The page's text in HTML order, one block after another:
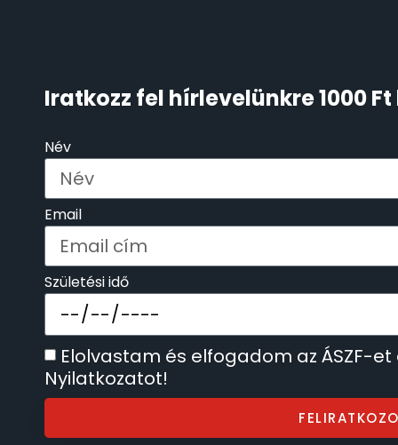
Iratkozz fel hírlevelünkre 1000
Név
Email
Születési idő
Elolvastam és elfogadom az ÁSZF-
Nyilatkozatot!
LORUS 237
LOTUS STYLE
MÁRKÁS KARÓRA SZÍJAK
MASERATI
MORGAN
OKOSÓRA SZÍJAK 9
OKOSÓRÁK
ÖNGYÚJTÓK